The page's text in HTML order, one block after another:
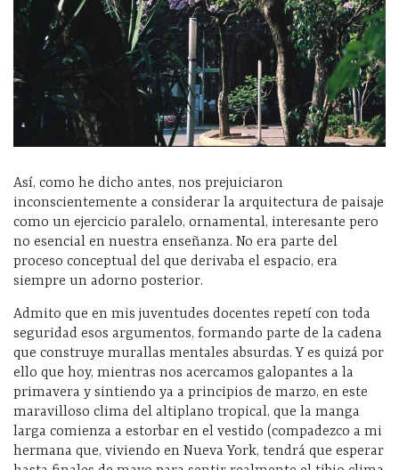
Así, como he dicho antes, nos prejuiciaron
inconscientemente a considerar la arquitectura de paisaje
como un ejercicio paralelo, ornamental, interesante pero
no esencial en nuestra enseñanza. No era parte del
proceso conceptual del que derivaba el espacio, era
siempre un adorno posterior.
Admito que en mis juventudes docentes repetí con toda
seguridad esos argumentos, formando parte de la cadena
que construye murallas mentales absurdas. Y es quizá por
ello que hoy, mientras nos acercamos galopantes a la
primavera y sintiendo ya a principios de marzo, en este
maravilloso clima del altiplano tropical, que la manga
larga comienza a estorbar en el vestido (compadezco a mi
hermana que, viviendo en Nueva York, tendrá que esperar